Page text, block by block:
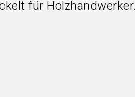
für Holzhandwerker.